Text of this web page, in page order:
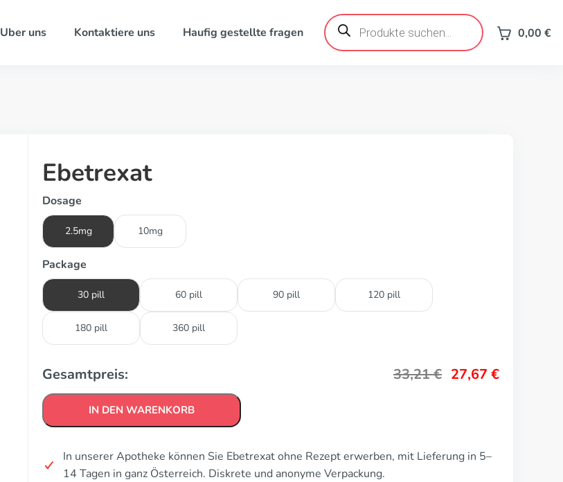
Uber uns Kontaktiere uns Haufig gestellte fragen
Products
search 0,00 €
Ebetrexat
Dosage
2.5mg 10mg
Package
30 pill 60 pill 90 pill 120 pill
180 pill 360 pill
Gesamtpreis: 33,21€ 27,67 €
IN DEN WARENKORB
In unserer Apotheke können Sie Ebetrexat ohne Rezept erwerben, mit Lieferung in 5–
14 Tagen in ganz Österreich. Diskrete und anonyme Verpackung.